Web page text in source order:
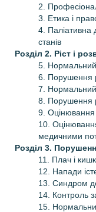
2.
3. Етика і
4. Паліативна
станів
Розділ 2. Ріст і
5. Нормальний
6. Порушення
7. Нормальний
8. Порушення
9. Оцінювання
10.
медичними
Розділ 3.
11. Плач і
12. Напади
13. Синдром
14. Контроль
15.